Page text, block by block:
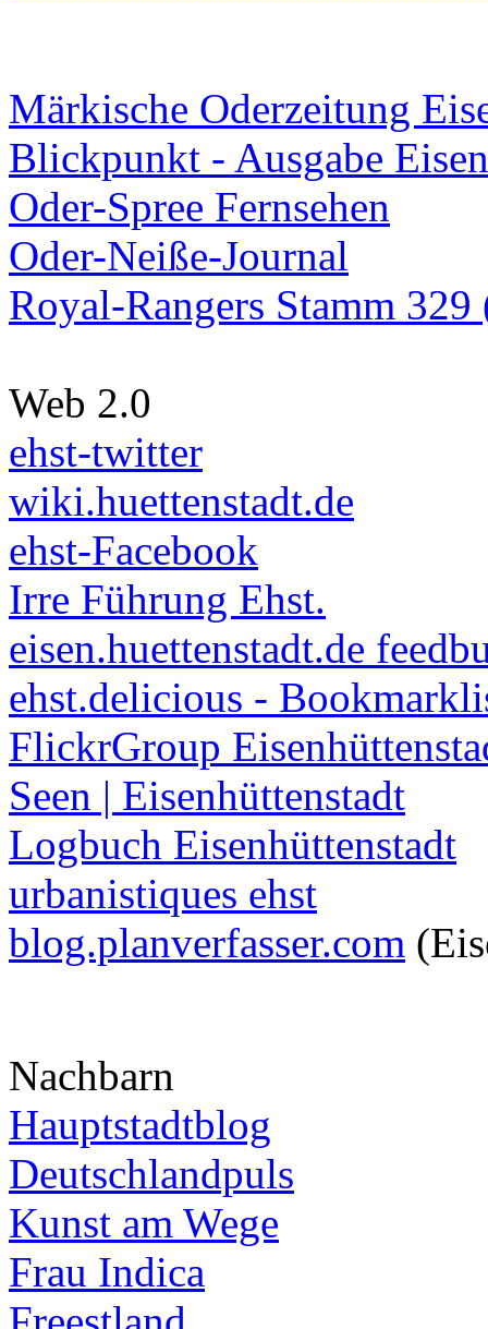
Märkische Oderzeitung
Blickpunkt - Ausgabe
Oder-Spree Fernsehen
Oder-Neiße-Journal
Royal-Rangers Stamm
Web 2.0
ehst-twitter
wiki.huettenstadt.de
ehst-Facebook
Irre Führung Ehst.
eisen.huettenstadt.de
ehst.delicious -
FlickrGroup
Seen | Eisenhüttenstadt
Logbuch Eisenhüttenstadt
urbanistiques ehst
blog.planverfasser.com
Nachbarn
Hauptstadtblog
Deutschlandpuls
Kunst am Wege
Frau Indica